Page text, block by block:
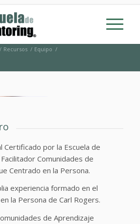
/ Recursos / Equipo /
Certificado por la Escuela de
Comunidades de
Centrado en la Persona.
experiencia formado en el
la Persona de Carl Rogers.
de Aprendizaje